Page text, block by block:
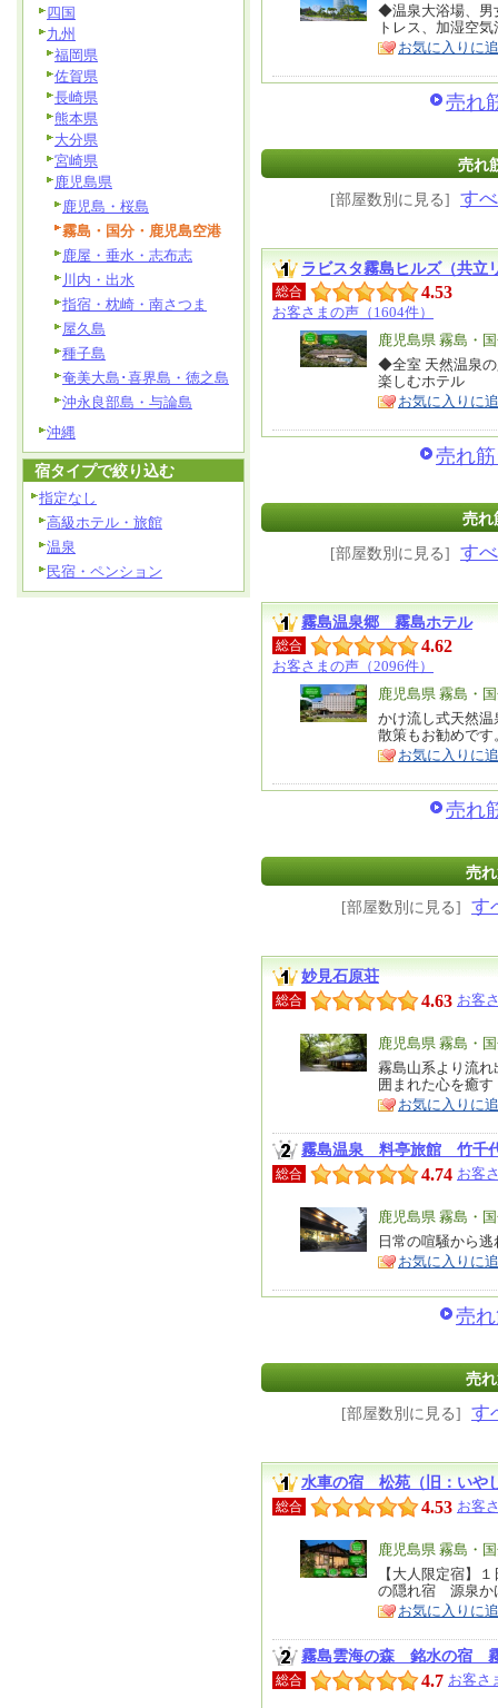
リ
ア
特
徴
◆温泉大浴場、
トレス、加湿空
お気に入りに
売れ
売れ
[部屋数別に見る] す
ラビスタ霧島ヒルズ（共立
総合 4.53
お客さまの声（1604件）
エ
リ
ア
鹿児島県 霧島・
特
徴
◆全室 天然温泉
楽しむホテル
お気に入りに
売れ
売れ
[部屋数別に見る] す
霧島温泉郷 霧島ホテル
総合 4.62
お客さまの声（2096件）
エ
リ
ア
鹿児島県 霧島・
特
徴
かけ流し式天然
散策もお勧めです
お気に入りに
売れ
売
[部屋数別に見る] す
妙見石原荘
総合 4.63 お客
エ
リ
ア
鹿児島県 霧島・
特
徴
霧島山系より流
囲まれた心を癒
お気に入りに
霧島温泉 料亭旅館 竹千
総合 4.74 お客
エ
リ
ア
鹿児島県 霧島・
特
徴
日常の喧騒から
お気に入りに
売
売
[部屋数別に見る] す
水車の宿 松苑（旧：いや
総合 4.53 お客
エ
リ
ア
鹿児島県 霧島・
特
徴
【大人限定宿】
の隠れ宿 源泉か
お気に入りに
霧島雲海の森 銘水の宿
総合 4.7 お客さ
四国
九州
福岡県
佐賀県
長崎県
熊本県
大分県
宮崎県
鹿児島県
鹿児島・桜島
霧島・国分・鹿児島空港
鹿屋・垂水・志布志
川内・出水
指宿・枕崎・南さつま
屋久島
種子島
奄美大島･喜界島・徳之島
沖永良部島・与論島
沖縄
宿タイプで絞り込む
指定なし
高級ホテル・旅館
温泉
民宿・ペンション